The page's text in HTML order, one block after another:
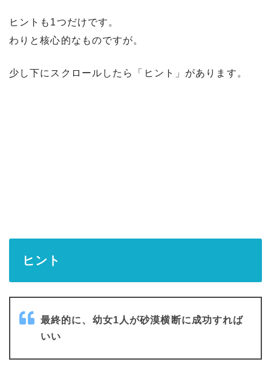
ヒントも1つだけです。
わりと核心的なものですが。
少し下にスクロールしたら「ヒント」があります。
ヒント
最終的に、幼女1人が砂漠横断に成功すれば
いい